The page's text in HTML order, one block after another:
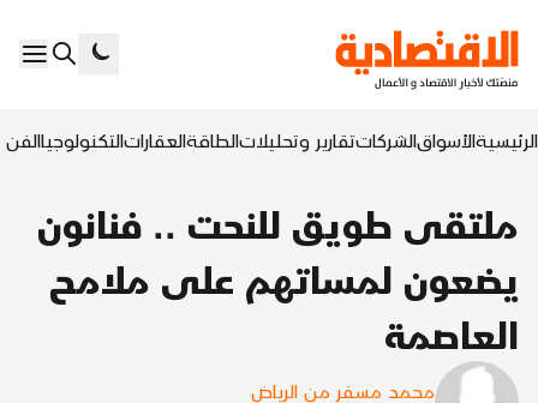
الرئيسيةالأسواقالشركاتتقارير وتحليلاتالطاقةالعقاراتالتكنولوجياالفن
ملتقى طويق للنحت .. فنانون
يضعون لمساتهم على ملامح
العاصمة
محمد مسفر من الرياض